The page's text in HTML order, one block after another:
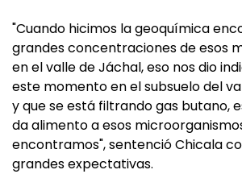
"Cuando hicimos la geoquímica
grandes concentraciones de esos
en el valle de Jáchal, eso nos dio
este momento en el subsuelo del
y que se está filtrando gas butano,
da alimento a esos
encontramos", sentenció Chicala
grandes expectativas.